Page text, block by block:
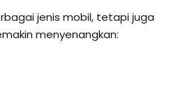
jenis mobil, tetapi juga
menyenangkan: